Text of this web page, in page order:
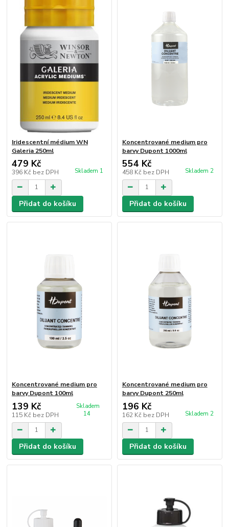
Iridescentní médium WN
Galeria 250ml
479 Kč
396 Kč bez DPH Skladem 1
Přidat do košíku
Koncentrované medium pro
barvy Dupont 1000ml
554 Kč
458 Kč bez DPH Skladem 2
Přidat do košíku
Koncentrované medium pro
barvy Dupont 100ml
139 Kč
115 Kč bez DPH
Skladem
14
Přidat do košíku
Koncentrované medium pro
barvy Dupont 250ml
196 Kč
162 Kč bez DPH Skladem 2
Přidat do košíku